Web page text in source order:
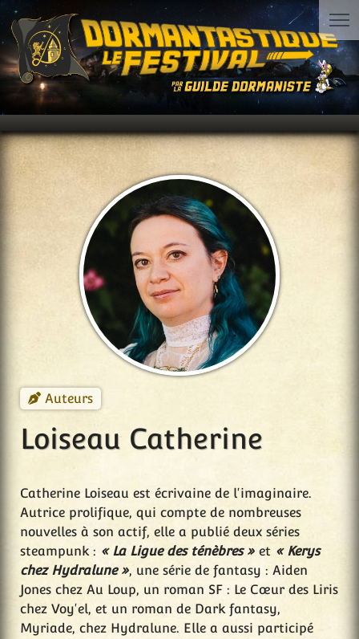
Auteurs
Loiseau Catherine
Catherine Loiseau est écrivaine de l'imaginaire.
Autrice prolifique, qui compte de nombreuses
nouvelles à son actif, elle a publié deux séries
steampunk : « La Ligue des ténèbres » et « Kerys
chez Hydralune », une série de fantasy : Aiden
Jones chez Au Loup, un roman SF : Le Cœur des Liris
chez Voy'el, et un roman de Dark fantasy,
Myriade, chez Hydralune. Elle a aussi participé